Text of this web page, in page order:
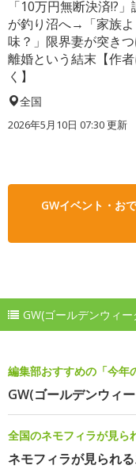
「10万円無断決済!?
が釣り沼へ→「家族
味？」限界妻が突き
離婚という結末【作
く】
全国
2026年5月10日 07:30 更新
GWイベント・お
GW(ゴールデンウィ
編集部おすすめの「今年
GW(ゴールデンウィ
全国のネモフィラが見ら
ネモフィラが見られ